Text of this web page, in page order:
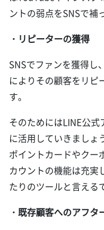
ントの弱点をSNSで
・リピーターの獲得
SNSでファンを獲得し
によりその顧客をリピ
す。
そのためにはLINE公
に活用していきましょ
ポイントカードやクー
カウントの機能は充実
たりのツールと言える
・既存顧客へのアフタ